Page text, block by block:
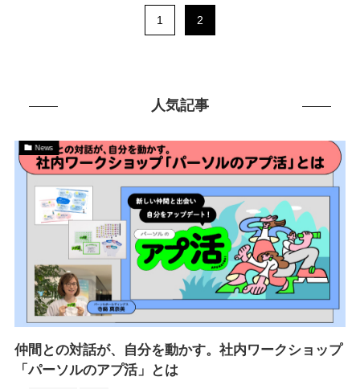
1 2
人気記事
News
仲間との対話が、自分を動かす。社内ワークショップ
「パーソルのアプ活」とは